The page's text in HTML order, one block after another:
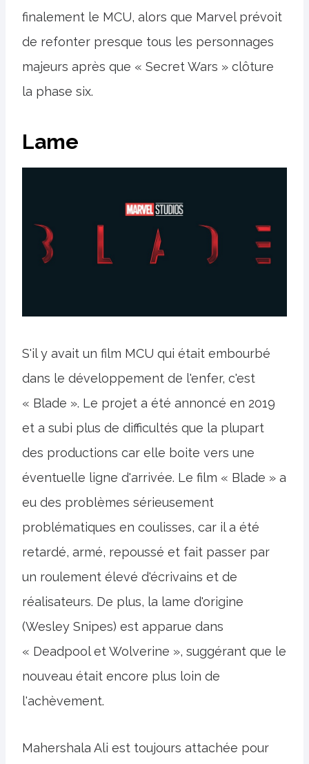
finalement le MCU, alors que Marvel prévoit
de refonter presque tous les personnages
majeurs après que « Secret Wars » clôture
la phase six.
Lame
S'il y avait un film MCU qui était embourbé
dans le développement de l'enfer, c'est
« Blade ». Le projet a été annoncé en 2019
et a subi plus de difficultés que la plupart
des productions car elle boite vers une
éventuelle ligne d'arrivée. Le film « Blade » a
eu des problèmes sérieusement
problématiques en coulisses, car il a été
retardé, armé, repoussé et fait passer par
un roulement élevé d'écrivains et de
réalisateurs. De plus, la lame d'origine
(Wesley Snipes) est apparue dans
« Deadpool et Wolverine », suggérant que le
nouveau était encore plus loin de
l'achèvement.
Mahershala Ali est toujours attachée pour